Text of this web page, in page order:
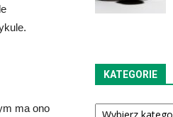
ma ono
KATEGORIE
Kategorie